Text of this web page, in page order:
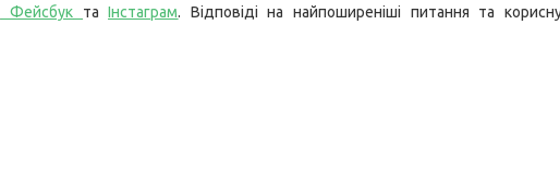
Фейсбук таІнстаграм. Відповіді на найпоширеніші питання та